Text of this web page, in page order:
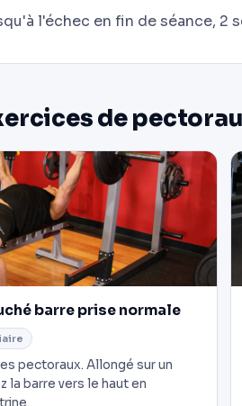
l'échec en fin de séance, 2
de
barre prise normale
pectoraux. Allongé sur un
la barre vers le haut en